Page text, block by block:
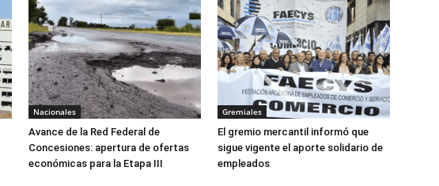
Nacionales
Avance de la Red Federal de
Concesiones: apertura de ofertas
económicas para la Etapa III
Gremiales
El gremio mercantil informó que
sigue vigente el aporte solidario de
empleados